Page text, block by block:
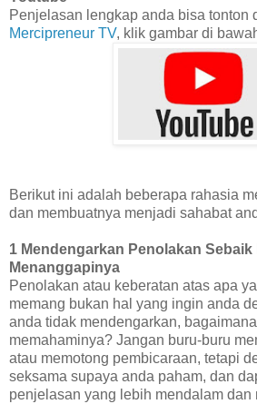
Penjelasan lengkap anda bisa tonton
Mercipreneur TV, klik gambar di
Berikut ini adalah beberapa rahasia
dan membuatnya menjadi sahabat
1 Mendengarkan Penolakan
Menanggapinya
Penolakan atau keberatan atas apa
memang bukan hal yang ingin anda
anda tidak mendengarkan,
memahaminya? Jangan buru-buru
atau memotong pembicaraan, tetapi
seksama supaya anda paham, dan
penjelasan yang lebih mendalam dan